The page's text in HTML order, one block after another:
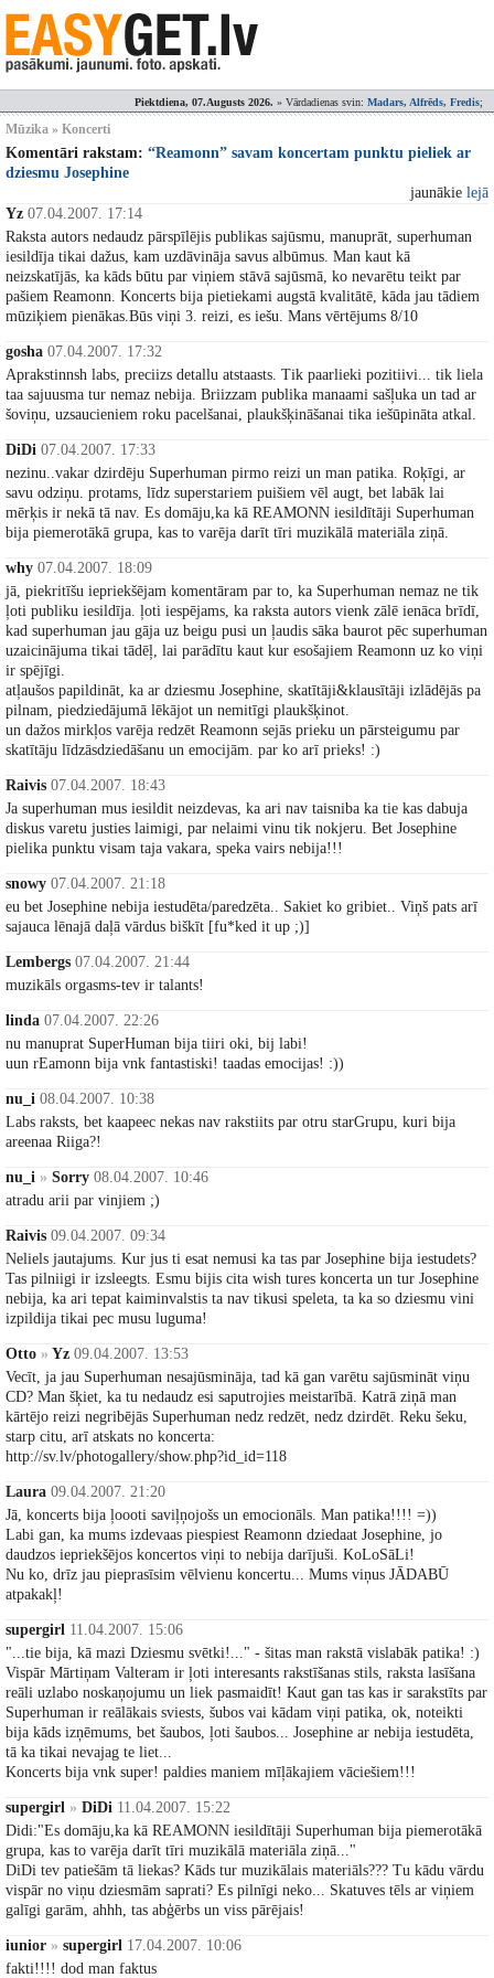
Piektdiena, 07.Augusts 2026. » Vārdadienas svin: Madars, Alfrēds, Fredis;
Mūzika » Koncerti
Komentāri rakstam: “Reamonn” savam koncertam punktu pieliek ar
dziesmu Josephine
jaunākie lejā
Yz 07.04.2007. 17:14
Raksta autors nedaudz pārspīlējis publikas sajūsmu, manuprāt, superhuman
iesildīja tikai dažus, kam uzdāvināja savus albūmus. Man kaut kā
neizskatījās, ka kāds būtu par viņiem stāvā sajūsmā, ko nevarētu teikt par
pašiem Reamonn. Koncerts bija pietiekami augstā kvalitātē, kāda jau tādiem
mūziķiem pienākas.Būs viņi 3. reizi, es iešu. Mans vērtējums 8/10
gosha 07.04.2007. 17:32
Aprakstinnsh labs, preciizs detallu atstaasts. Tik paarlieki pozitiivi... tik liela
taa sajuusma tur nemaz nebija. Briizzam publika manaami sašļuka un tad ar
šoviņu, uzsaucieniem roku pacelšanai, plaukšķināšanai tika iešūpināta atkal.
DiDi 07.04.2007. 17:33
nezinu..vakar dzirdēju Superhuman pirmo reizi un man patika. Roķīgi, ar
savu odziņu. protams, līdz superstariem puišiem vēl augt, bet labāk lai
mērķis ir nekā tā nav. Es domāju,ka kā REAMONN iesildītāji Superhuman
bija piemerotākā grupa, kas to varēja darīt tīri muzikālā materiāla ziņā.
why 07.04.2007. 18:09
jā, piekritīšu iepriekšējam komentāram par to, ka Superhuman nemaz ne tik
ļoti publiku iesildīja. ļoti iespējams, ka raksta autors vienk zālē ienāca brīdī,
kad superhuman jau gāja uz beigu pusi un ļaudis sāka baurot pēc superhuman
uzaicinājuma tikai tādēļ, lai parādītu kaut kur esošajiem Reamonn uz ko viņi
ir spējīgi.
atļaušos papildināt, ka ar dziesmu Josephine, skatītāji&klausītāji izlādējās pa
pilnam, piedziedājumā lēkājot un nemitīgi plaukšķinot.
un dažos mirkļos varēja redzēt Reamonn sejās prieku un pārsteigumu par
skatītāju līdzāsdziedāšanu un emocijām. par ko arī prieks! :)
Raivis 07.04.2007. 18:43
Ja superhuman mus iesildit neizdevas, ka ari nav taisniba ka tie kas dabuja
diskus varetu justies laimigi, par nelaimi vinu tik nokjeru. Bet Josephine
pielika punktu visam taja vakara, speka vairs nebija!!!
snowy 07.04.2007. 21:18
eu bet Josephine nebija iestudēta/paredzēta.. Sakiet ko gribiet.. Viņš pats arī
sajauca lēnajā daļā vārdus biškīt [fu*ked it up ;)]
Lembergs 07.04.2007. 21:44
muzikāls orgasms-tev ir talants!
linda 07.04.2007. 22:26
nu manuprat SuperHuman bija tiiri oki, bij labi!
uun rEamonn bija vnk fantastiski! taadas emocijas! :))
nu_i 08.04.2007. 10:38
Labs raksts, bet kaapeec nekas nav rakstiits par otru starGrupu, kuri bija
areenaa Riiga?!
nu_i » Sorry 08.04.2007. 10:46
atradu arii par vinjiem ;)
Raivis 09.04.2007. 09:34
Neliels jautajums. Kur jus ti esat nemusi ka tas par Josephine bija iestudets?
Tas pilniigi ir izsleegts. Esmu bijis cita wish tures koncerta un tur Josephine
nebija, ka ari tepat kaiminvalstis ta nav tikusi speleta, ta ka so dziesmu vini
izpildija tikai pec musu luguma!
Otto » Yz 09.04.2007. 13:53
Vecīt, ja jau Superhuman nesajūsmināja, tad kā gan varētu sajūsmināt viņu
CD? Man šķiet, ka tu nedaudz esi saputrojies meistarībā. Katrā ziņā man
kārtējo reizi negribējās Superhuman nedz redzēt, nedz dzirdēt. Reku šeku,
starp citu, arī atskats no koncerta:
http://sv.lv/photogallery/show.php?id_id=118
Laura 09.04.2007. 21:20
Jā, koncerts bija ļoooti saviļņojošs un emocionāls. Man patika!!!! =))
Labi gan, ka mums izdevaas piespiest Reamonn dziedaat Josephine, jo
daudzos iepriekšējos koncertos viņi to nebija darījuši. KoLoSāLi!
Nu ko, drīz jau pieprasīsim vēlvienu koncertu... Mums viņus JĀDABŪ
atpakakļ!
supergirl 11.04.2007. 15:06
"...tie bija, kā mazi Dziesmu svētki!..." - šitas man rakstā vislabāk patika! :)
Vispār Mārtiņam Valteram ir ļoti interesants rakstīšanas stils, raksta lasīšana
reāli uzlabo noskaņojumu un liek pasmaidīt! Kaut gan tas kas ir sarakstīts par
Superhuman ir reālākais sviests, šubos vai kādam viņi patika, ok, noteikti
bija kāds izņēmums, bet šaubos, ļoti šaubos... Josephine ar nebija iestudēta,
tā ka tikai nevajag te liet...
Koncerts bija vnk super! paldies maniem mīļākajiem vāciešiem!!!
supergirl » DiDi 11.04.2007. 15:22
Didi:"Es domāju,ka kā REAMONN iesildītāji Superhuman bija piemerotākā
grupa, kas to varēja darīt tīri muzikālā materiāla ziņā..."
DiDi tev patiešām tā liekas? Kāds tur muzikālais materiāls??? Tu kādu vārdu
vispār no viņu dziesmām saprati? Es pilnīgi neko... Skatuves tēls ar viņiem
galīgi garām, ahhh, tas abģērbs un viss pārējais!
iunior » supergirl 17.04.2007. 10:06
fakti!!!! dod man faktus